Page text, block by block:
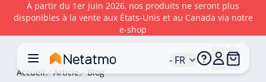
À partir du 1er juin 2026, nos produits ne seront plus
disponibles à la vente aux États‑Unis et au Canada via notre
e‑shop
- FR
Accueil Article Blog